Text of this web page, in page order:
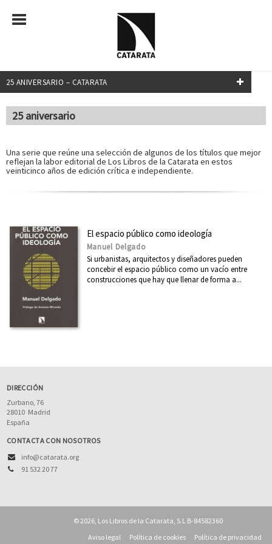
25 ANIVERSARIO – CATARATA
FILTRADO POR:
MATERIAS
América Latina
Arquitectura
Cataluña
Derechos Humanos
Diseño
Divulgación científica
Ecología
Economía
Ética
25 aniversario
Una serie que reúne una selección de algunos de los títulos que mejor
reflejan la labor editorial de Los Libros de la Catarata en estos
veinticinco años de edición crítica e independiente.
El espacio público como ideología
Manuel Delgado
Si urbanistas, arquitectos y diseñadores pueden
concebir el espacio público como un vacío entre
construcciones que hay que llenar de forma a...
DIRECCIÓN
Zurbano, 76
28010 Madrid
España
CONTACTA CON NOSOTROS
info@catarata.org
91 532 20 77
© 2026, Los Libros de la Catarata, S.L B-84582360
Aviso legal
Política de cookies Política de privacidad